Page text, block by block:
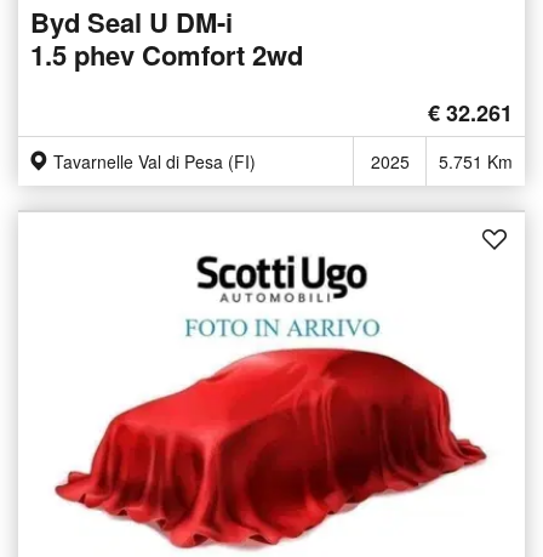
Byd Seal U DM-i
1.5 phev Comfort 2wd
€ 32.261
Tavarnelle Val di Pesa (FI) 2025 5.751 Km